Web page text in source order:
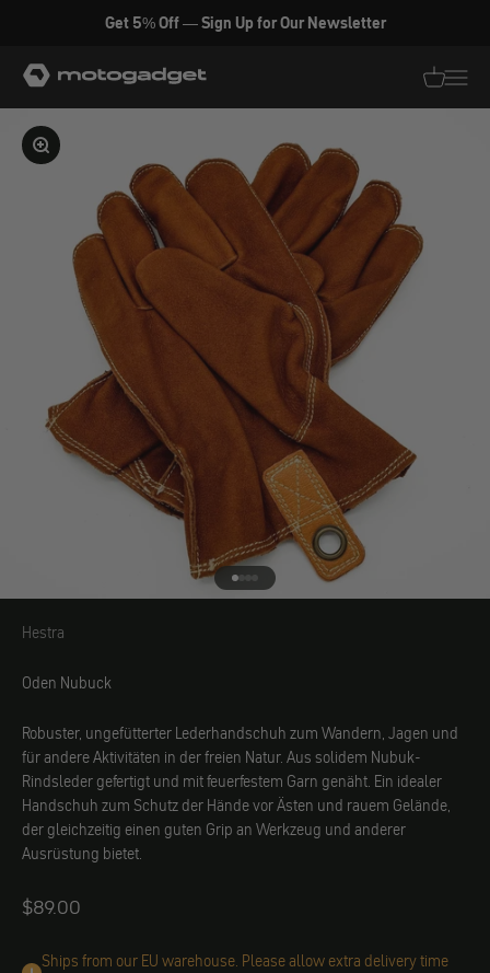
Zum Inhalt springen
Get 5% Off — Sign Up for Our Newsletter
motogadget GmbH
Bild vergrößern
Gehe zu Element 1
Gehe zu Element 2
Gehe zu Element 3
Gehe zu Element 4
Hestra
Hestra
Oden Nubuck
Robuster, ungefütterter Lederhandschuh zum Wandern, Jagen und
für andere Aktivitäten in der freien Natur. Aus solidem Nubuk-
Rindsleder gefertigt und mit feuerfestem Garn genäht. Ein idealer
Handschuh zum Schutz der Hände vor Ästen und rauem Gelände,
der gleichzeitig einen guten Grip an Werkzeug und anderer
Ausrüstung bietet.
Angebot
$89.00
Ships from our EU warehouse. Please allow extra delivery time